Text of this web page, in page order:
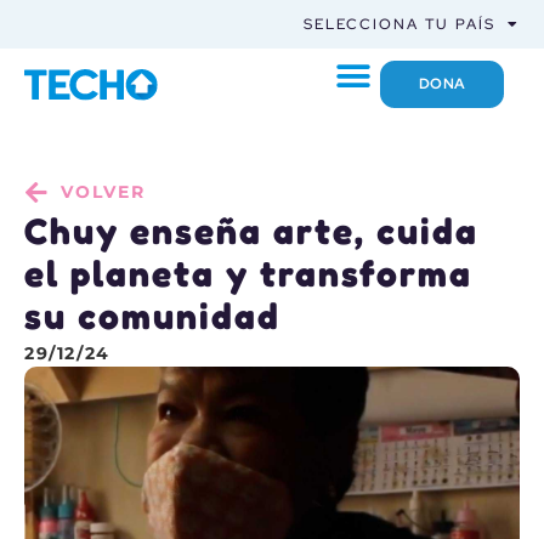
SELECCIONA TU PAÍS
DONA
VOLVER
Chuy enseña arte, cuida
el planeta y transforma
su comunidad
29/12/24